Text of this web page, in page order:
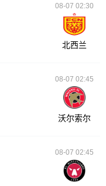
08-07 02:30
北西兰
08-07 02:45
沃尔索尔
08-07 02:45